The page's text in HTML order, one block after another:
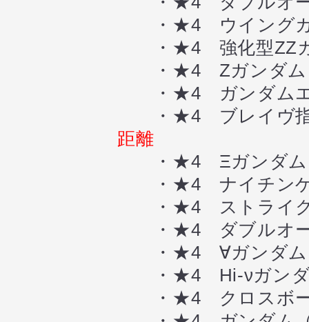
・★4 ウイング
・★4 強化型ZZ
・★4 Zガンダ
・★4 ガンダムエ
・★4 ブレイヴ指
距離
・★4 Ξガンダ
・★4 ナイチン
・★4 ストライク
・★4 ダブルオー
・★4 ∀ガンダム
・★4 Hi-νガン
・★4 クロスボー